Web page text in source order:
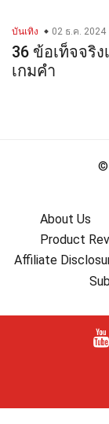
บันเทิง 02 ธ.ค. 2024
36 ข้อเท็จจริง
เกมคำ
©
About Us
Product
Affiliate